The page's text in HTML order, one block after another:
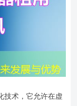
技术，它允许在虚